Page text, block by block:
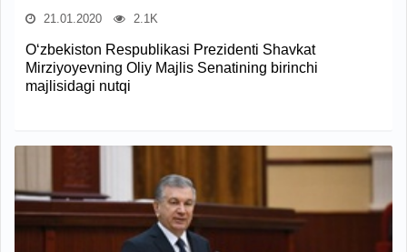
21.01.2020 2.1K
O‘zbekiston Respublikasi Prezidenti Shavkat
Mirziyoyevning Oliy Majlis Senatining birinchi
majlisidagi nutqi